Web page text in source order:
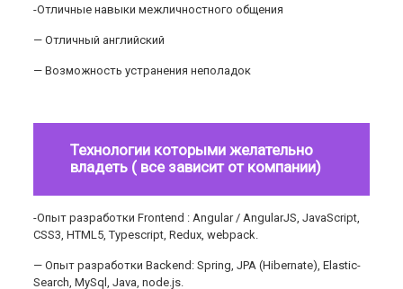
-Отличные навыки межличностного общения
— Отличный английский
— Возможность устранения неполадок
Технологии которыми желательно
владеть ( все зависит от компании)
-Опыт разработки Frontend : Angular / AngularJS, JavaScript,
CSS3, HTML5, Typescript, Redux, webpack.
— Опыт разработки Backend: Spring, JPA (Hibernate), Elastic-
Search, MySql, Java, node.js.